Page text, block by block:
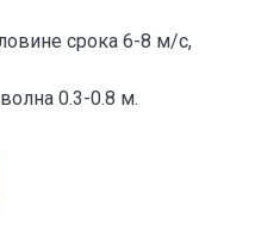
срока 6-8 м/с,
0.3-0.8 м.